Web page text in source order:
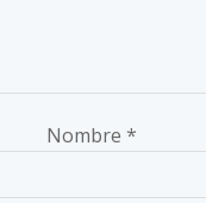
Nombre *